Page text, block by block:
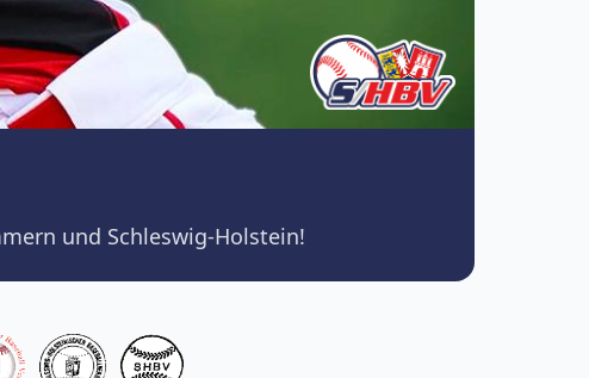
und Schleswig-Holstein!